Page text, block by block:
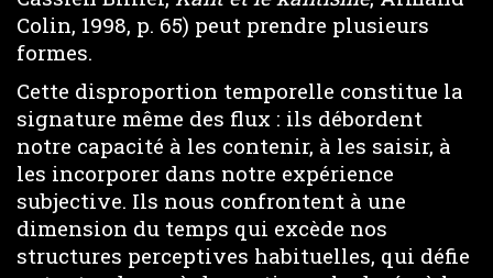
Colin, 1998, p. 65) peut prendre plusieurs
formes.
Cette disproportion temporelle constitue la
signature même des flux : ils débordent
notre capacité à les contenir, à les saisir, à
les incorporer dans notre expérience
subjective. Ils nous confrontent à une
dimension du temps qui excède nos
structures perceptives habituelles, qui défie